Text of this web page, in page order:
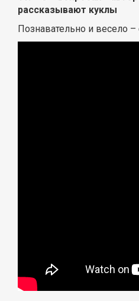
рассказывают куклы
Познавательно и весело –